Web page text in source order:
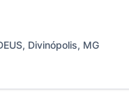
Divinópolis, MG